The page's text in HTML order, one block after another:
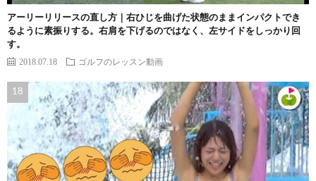
アーリーリリースの直し方｜右ひじを曲げた状態のままインパクトでき
るように素振りする。右肩を下げるのではなく、左サイドをしっかり回
す。
2018.07.18 ゴルフのレッスン動画